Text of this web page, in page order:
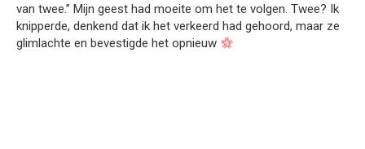
van twee.” Mijn geest had moeite om het te volgen. Twee? Ik
knipperde, denkend dat ik het verkeerd had gehoord, maar ze
glimlachte en bevestigde het opnieuw